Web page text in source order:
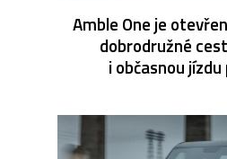
Amble One je
dobrodružné
i občasnou